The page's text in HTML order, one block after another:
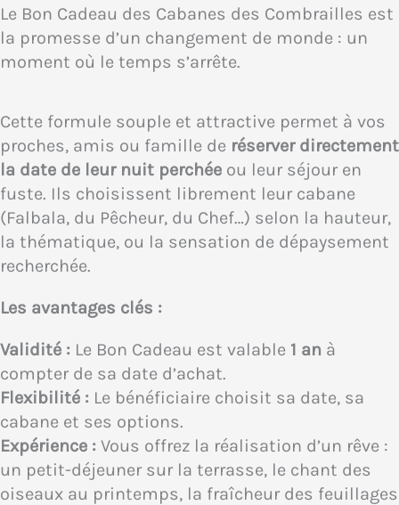
Le Bon Cadeau des Cabanes des Combrailles est
la promesse d’un changement de monde : un
moment où le temps s’arrête.
Cette formule souple et attractive permet à vos
proches, amis ou famille de réserver directement
la date de leur nuit perchée ou leur séjour en
fuste. Ils choisissent librement leur cabane
(Falbala, du Pêcheur, du Chef…) selon la hauteur,
la thématique, ou la sensation de dépaysement
recherchée.
Les avantages clés :
Validité : Le Bon Cadeau est valable 1 an à
compter de sa date d’achat.
Flexibilité : Le bénéficiaire choisit sa date, sa
cabane et ses options.
Expérience : Vous offrez la réalisation d’un rêve :
un petit-déjeuner sur la terrasse, le chant des
oiseaux au printemps, la fraîcheur des feuillages